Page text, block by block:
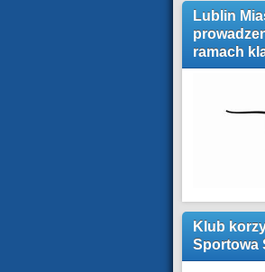
Lublin
ramach
Klub
Sportowa